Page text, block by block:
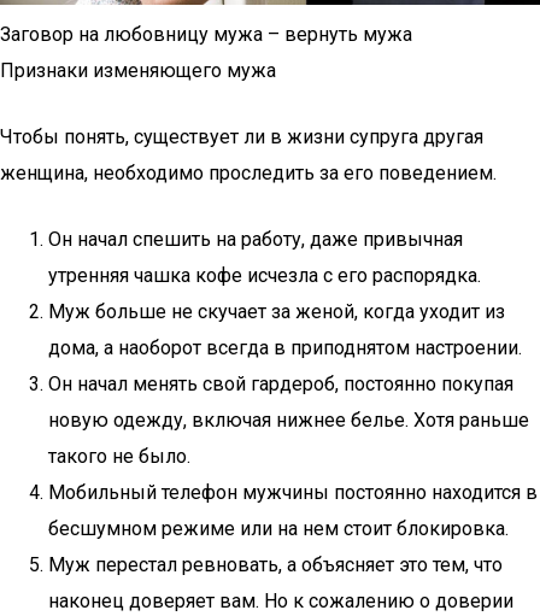
Заговор на любовницу мужа – вернуть мужа
Признаки изменяющего мужа
Чтобы понять, существует ли в жизни супруга другая
женщина, необходимо проследить за его поведением.
Он начал спешить на работу, даже привычная
утренняя чашка кофе исчезла с его распорядка.
Муж больше не скучает за женой, когда уходит из
дома, а наоборот всегда в приподнятом настроении.
Он начал менять свой гардероб, постоянно покупая
новую одежду, включая нижнее белье. Хотя раньше
такого не было.
Мобильный телефон мужчины постоянно находится в
бесшумном режиме или на нем стоит блокировка.
Муж перестал ревновать, а объясняет это тем, что
наконец доверяет вам. Но к сожалению о доверии